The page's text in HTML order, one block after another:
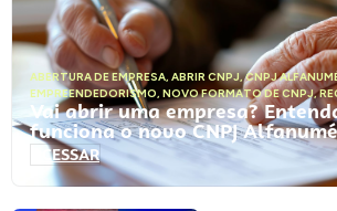
ABERTURA DE EMPRESA, ABRIR CNPJ,CNPJ
EMPREENDEDORISMO, NOVO FORMATO DE CNPJ,
Vai abrir uma empresa?
funciona o novo CNPJ
ACESSAR